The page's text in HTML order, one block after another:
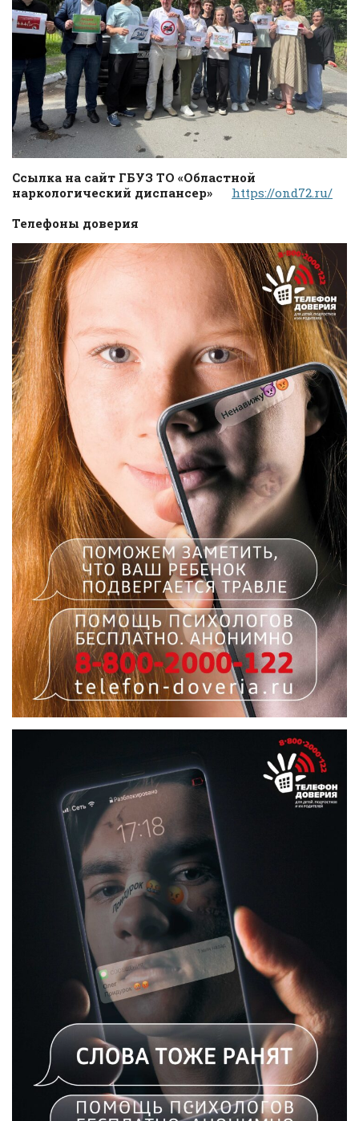
Ссылка на сайт ГБУЗ ТО «Областной
наркологический диспансер» https://ond72.ru/
Телефоны доверия